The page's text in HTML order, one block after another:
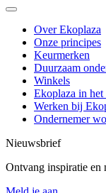
Over Ekoplaza
Onze principes
Keurmerken
Duurzaam
Winkels
Ekoplaza in het
Werken bij
Ondernemer
Nieuwsbrief
Ontvang inspiratie en